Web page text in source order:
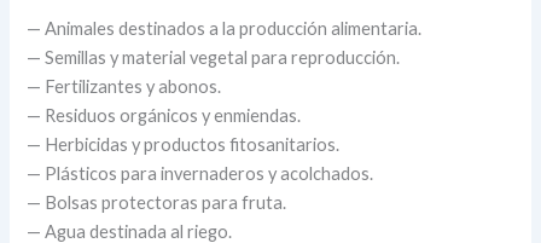
— Animales destinados a la producción alimentaria.
— Semillas y material vegetal para reproducción.
— Fertilizantes y abonos.
— Residuos orgánicos y enmiendas.
— Herbicidas y productos fitosanitarios.
— Plásticos para invernaderos y acolchados.
— Bolsas protectoras para fruta.
— Agua destinada al riego.